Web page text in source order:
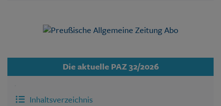
Die aktuelle PAZ 32/2026
Inhaltsverzeichnis